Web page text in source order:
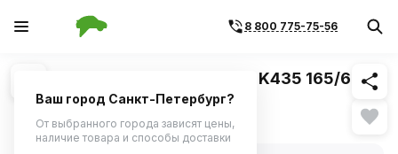
8 800 775-75-56
1/1 Похожие
Шина HANKOOK Kinergy Eco2 K435 165/60
R14 75T
Нет в наличии
Ваш город Санкт-Петербург?
От выбранного города зависят цены,
наличие товара и способы доставки